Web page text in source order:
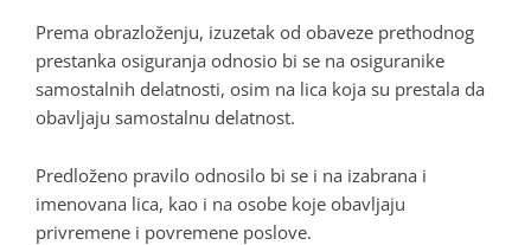
Prema obrazloženju, izuzetak od obaveze prethodnog
prestanka osiguranja odnosio bi se na osiguranike
samostalnih delatnosti, osim na lica koja su prestala da
obavljaju samostalnu delatnost.
Predloženo pravilo odnosilo bi se i na izabrana i
imenovana lica, kao i na osobe koje obavljaju
privremene i povremene poslove.